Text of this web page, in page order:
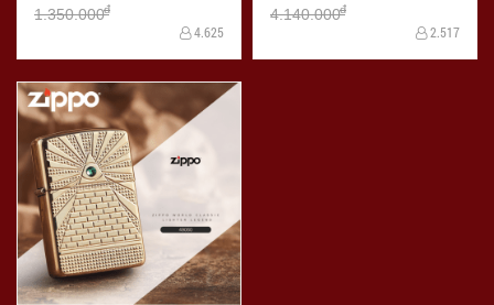
1.350.000đ
4.625
4.140.000đ
2.517